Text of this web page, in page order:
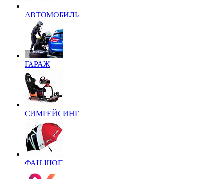
АВТОМОБИЛЬ
ГАРАЖ
СИМРЕЙСИНГ
ФАН ШОП